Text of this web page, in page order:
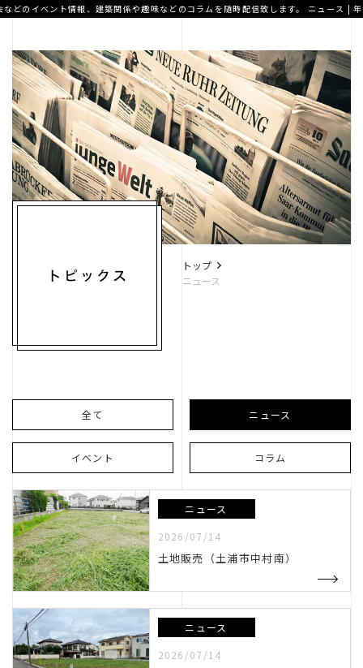
A.T home
高性能住宅
ガレージ レントハウス
のイベント情報、建築関係や趣味などのコラムを随時配信致します。 ニュース | 年末
トップ
ニュース
全て ニュース
イベント コラム
ニュース
2026/07/14
土地販売（土浦市中村南）
ニュース
2026/07/14